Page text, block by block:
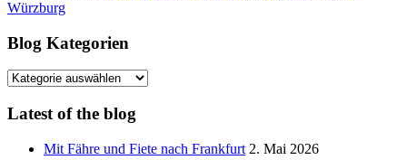
Würzburg
Blog Kategorien
Blog
Latest of the blog
Mit Fähre und Fiete nach Frankfurt 2. Mai 2026